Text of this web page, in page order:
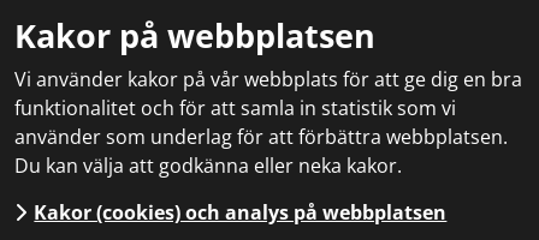
Kakor på webbplatsen
Vi använder kakor på vår webbplats för att ge dig en bra
funktionalitet och för att samla in statistik som vi
använder som underlag för att förbättra webbplatsen.
Du kan välja att godkänna eller neka kakor.
Kakor (cookies) och analys på webbplatsen